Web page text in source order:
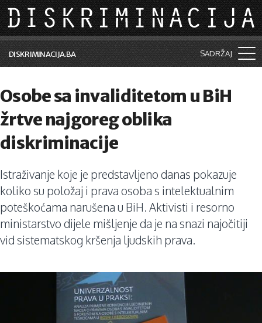
Skip to main content
DISKRIMINACIJA.BA SADRŽAJ
Vijesti i događaji
Aktuelne teme
Kolumne
Lične priče
Saradnja sa medijima
Pretraga
Osobe sa invaliditetom u BiH
žrtve najgoreg oblika
diskriminacije
Istraživanje koje je predstavljeno danas pokazuje
koliko su položaj i prava osoba s intelektualnim
poteškoćama narušena u BiH. Aktivisti i resorno
ministarstvo dijele mišljenje da je na snazi najočitiji
vid sistematskog kršenja ljudskih prava.